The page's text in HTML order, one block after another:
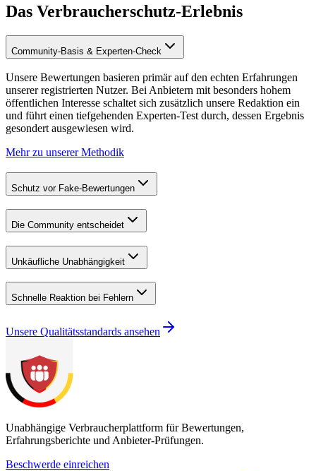
Das Verbraucherschutz-Erlebnis
Community-Basis & Experten-Check
Unsere Bewertungen basieren primär auf den echten Erfahrungen
unserer registrierten Nutzer. Bei Anbietern mit besonders hohem
öffentlichen Interesse schaltet sich zusätzlich unsere Redaktion ein
und führt einen tiefgehenden Experten-Test durch, dessen Ergebnis
gesondert ausgewiesen wird.
Mehr zu unserer Methodik
Schutz vor Fake-Bewertungen
Die Community entscheidet
Unkäufliche Unabhängigkeit
Schnelle Reaktion bei Fehlern
Unsere Qualitätsstandards ansehen
Unabhängige Verbraucherplattform für Bewertungen,
Erfahrungsberichte und Anbieter-Prüfungen.
Beschwerde einreichen